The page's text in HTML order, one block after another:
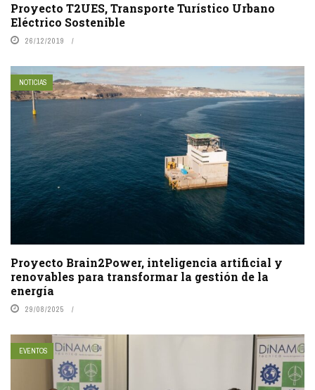
Proyecto T2UES, Transporte Turístico Urbano
Eléctrico Sostenible
26/12/2019
NOTICIAS
Proyecto Brain2Power, inteligencia artificial y
renovables para transformar la gestión de la
energía
29/08/2025
EVENTOS